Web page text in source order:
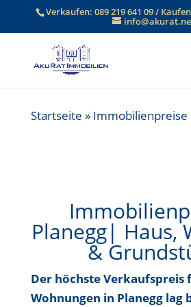
Verkaufen:089 219 641 09/
Startseite » Immobilienpreise
Planegg| Haus,
&
Der höchste Verkaufspreis
Wohnungen in Planegg lag